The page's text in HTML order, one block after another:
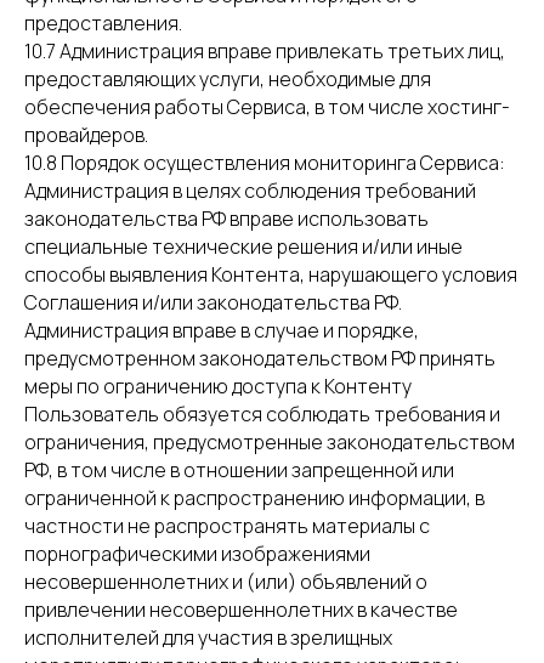
предоставления.
10.7 Администрация вправе привлекать третьих лиц,
предоставляющих услуги, необходимые для
обеспечения работы Сервиса, в том числе хостинг-
провайдеров.
10.8 Порядок осуществления мониторинга Сервиса:
Администрация в целях соблюдения требований
законодательства РФ вправе использовать
специальные технические решения и/или иные
способы выявления Контента, нарушающего условия
Соглашения и/или законодательства РФ.
Администрация вправе в случае и порядке,
предусмотренном законодательством РФ принять
меры по ограничению доступа к Контенту
Пользователь обязуется соблюдать требования и
ограничения, предусмотренные законодательством
РФ, в том числе в отношении запрещенной или
ограниченной к распространению информации, в
частности не распространять материалы с
порнографическими изображениями
несовершеннолетних и (или) объявлений о
привлечении несовершеннолетних в качестве
исполнителей для участия в зрелищных